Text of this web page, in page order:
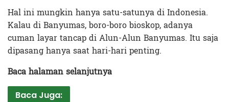
Hal ini mungkin hanya satu-satunya di Indonesia.
Kalau di Banyumas, boro-boro bioskop, adanya
cuman layar tancap di Alun-Alun Banyumas. Itu saja
dipasang hanya saat hari-hari penting.
Baca halaman selanjutnya
Baca Juga: